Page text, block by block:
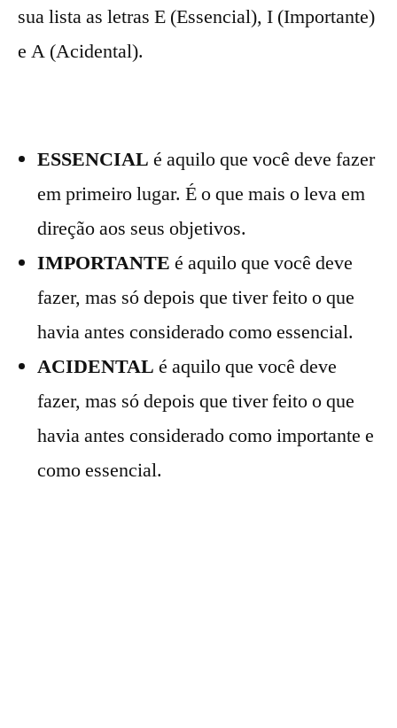
sua lista as letras E (Essencial), I (Importante)
e A (Acidental).
ESSENCIAL é aquilo que você deve fazer
em primeiro lugar. É o que mais o leva em
direção aos seus objetivos.
IMPORTANTE é aquilo que você deve
fazer, mas só depois que tiver feito o que
havia antes considerado como essencial.
ACIDENTAL é aquilo que você deve
fazer, mas só depois que tiver feito o que
havia antes considerado como importante e
como essencial.